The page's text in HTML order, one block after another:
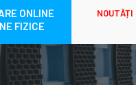
ONLINE
FIZICE
NOUTĂȚI